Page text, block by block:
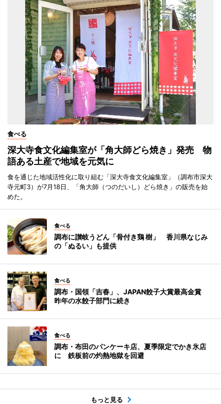
食べる
深大寺食文化編集室が「角大師どら焼き」発売 物
語ある土産で地域を元気に
食を通じた地域活性化に取り組む「深大寺食文化編集室」（調布市深大
寺元町3）が7月18日、「角大師（つのだいし）どら焼き」の販売を始
めた。
食べる
調布に讃岐うどん「骨付き鶏 樹」 香川県なじみ
の「ぬるい」も提供
食べる
調布・国領「吉春」、JAPAN餃子大賞最高金賞
昨年の水餃子部門に続き
食べる
調布・布田のパンケーキ店、夏季限定でかき氷店
に 鉄板前の灼熱地獄を回避
もっと見る